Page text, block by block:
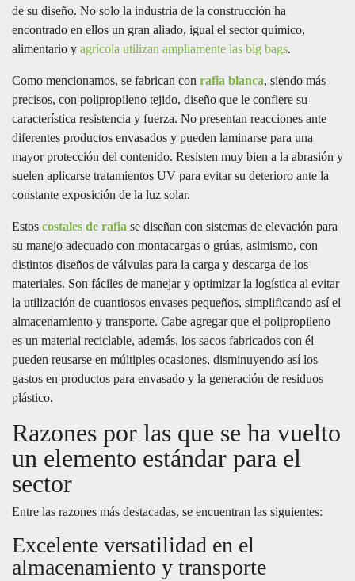
de su diseño. No solo la industria de la construcción ha
encontrado en ellos un gran aliado, igual el sector químico,
alimentario y agrícola utilizan ampliamente las big bags.
Como mencionamos, se fabrican con rafia blanca, siendo más
precisos, con polipropileno tejido, diseño que le confiere su
característica resistencia y fuerza. No presentan reacciones ante
diferentes productos envasados y pueden laminarse para una
mayor protección del contenido. Resisten muy bien a la abrasión y
suelen aplicarse tratamientos UV para evitar su deterioro ante la
constante exposición de la luz solar.
Estos costales de rafia se diseñan con sistemas de elevación para
su manejo adecuado con montacargas o grúas, asimismo, con
distintos diseños de válvulas para la carga y descarga de los
materiales. Son fáciles de manejar y optimizar la logística al evitar
la utilización de cuantiosos envases pequeños, simplificando así el
almacenamiento y transporte. Cabe agregar que el polipropileno
es un material reciclable, además, los sacos fabricados con él
pueden reusarse en múltiples ocasiones, disminuyendo así los
gastos en productos para envasado y la generación de residuos
plástico.
Razones por las que se ha vuelto
un elemento estándar para el
sector
Entre las razones más destacadas, se encuentran las siguientes:
Excelente versatilidad en el
almacenamiento y transporte